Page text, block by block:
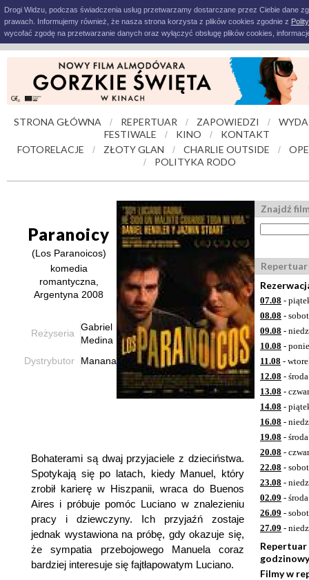
Drogi Widzu, podczas świadczenia usług przetwarzamy dostarczane przez Ciebie dane
prawach. Informujemy również, że nasza strona korzysta z plików cookies zgodnie z
wycofać zgodę na przetwarzanie danych oraz wyłączyć obsługę plików cookies,
STRONA GŁÓWNA / REPERTUAR / ZAPOWIEDZI /
FESTIWALE
/ KINO /
KONTAKT
FOTORELACJE
/ ZŁOTY GLAN / CHARLIE OUTSIDE /
/ POLITYKA RODO
Paranoicy
(Los Paranoicos)
komedia
romantyczna,
Argentyna 2008
Reżyseria
Gabriel
Medina
Dystrybutor
Manana
Bohaterami są dwaj przyjaciele z dzieciństwa.
Spotykają się po latach, kiedy Manuel, który
zrobił karierę w Hiszpanii, wraca do Buenos
Aires i próbuje pomóc Luciano w znalezieniu
pracy i dziewczyny. Ich przyjaźń zostaje
jednak wystawiona na próbę, gdy okazuje się,
że sympatia przebojowego Manuela coraz
bardziej interesuje się fajtłapowatym Luciano.
Znajdź
Repertuar
07.08 -
08.08 -
09.08 -
10.08 -
11.08 -
12.08 - środa
13.08 -
14.08 -
16.08 -
19.08 - środa
20.08 -
22.08 -
23.08 -
02.09 - środa
26.09 -
27.09 -
Repertuar
godzinowy
Filmy w